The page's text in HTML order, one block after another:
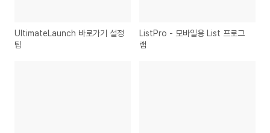
UltimateLaunch 바로가기 설정
팁
ListPro - 모바일용 List 프로그
램